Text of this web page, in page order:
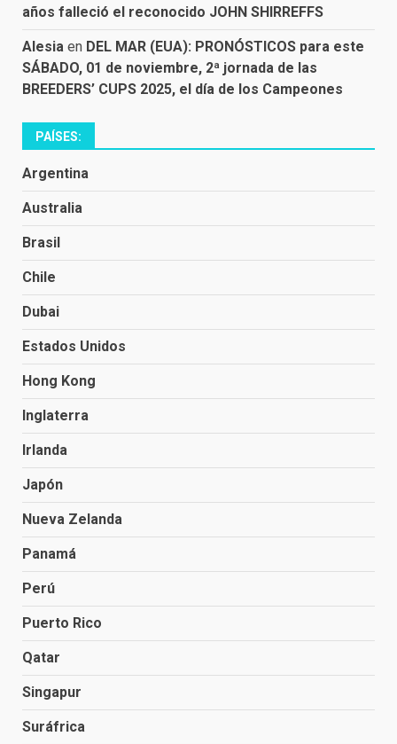
años falleció el reconocido JOHN SHIRREFFS
Alesia en DEL MAR (EUA): PRONÓSTICOS para este
SÁBADO, 01 de noviembre, 2ª jornada de las
BREEDERS’ CUPS 2025, el día de los Campeones
PAÍSES:
Argentina
Australia
Brasil
Chile
Dubai
Estados Unidos
Hong Kong
Inglaterra
Irlanda
Japón
Nueva Zelanda
Panamá
Perú
Puerto Rico
Qatar
Singapur
Suráfrica